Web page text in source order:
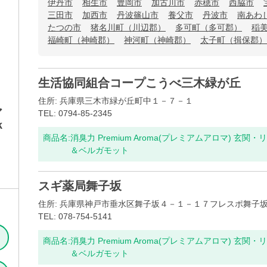
伊丹市 相生市 豊岡市 加古川市 赤穂市 西脇市
三田市
加西市 丹波篠山市 養父市 丹波市
南あわ
たつの市
猪名川町（川辺郡） 多可町（多可郡）
稲
福崎町（神崎郡）
神河町（神崎郡） 太子町（揖保郡）
生活協同組合コープこうべ三木緑が丘
住所: 兵庫県三木市緑が丘町中１－７－１
TEL: 0794-85-2345
商品名:消臭力 Premium Aroma(プレミアムアロマ) 玄関・
＆ベルガモット
スギ薬局舞子坂
住所: 兵庫県神戸市垂水区舞子坂４－１－１７フレスポ舞子
TEL: 078-754-5141
商品名:消臭力 Premium Aroma(プレミアムアロマ) 玄関・
＆ベルガモット